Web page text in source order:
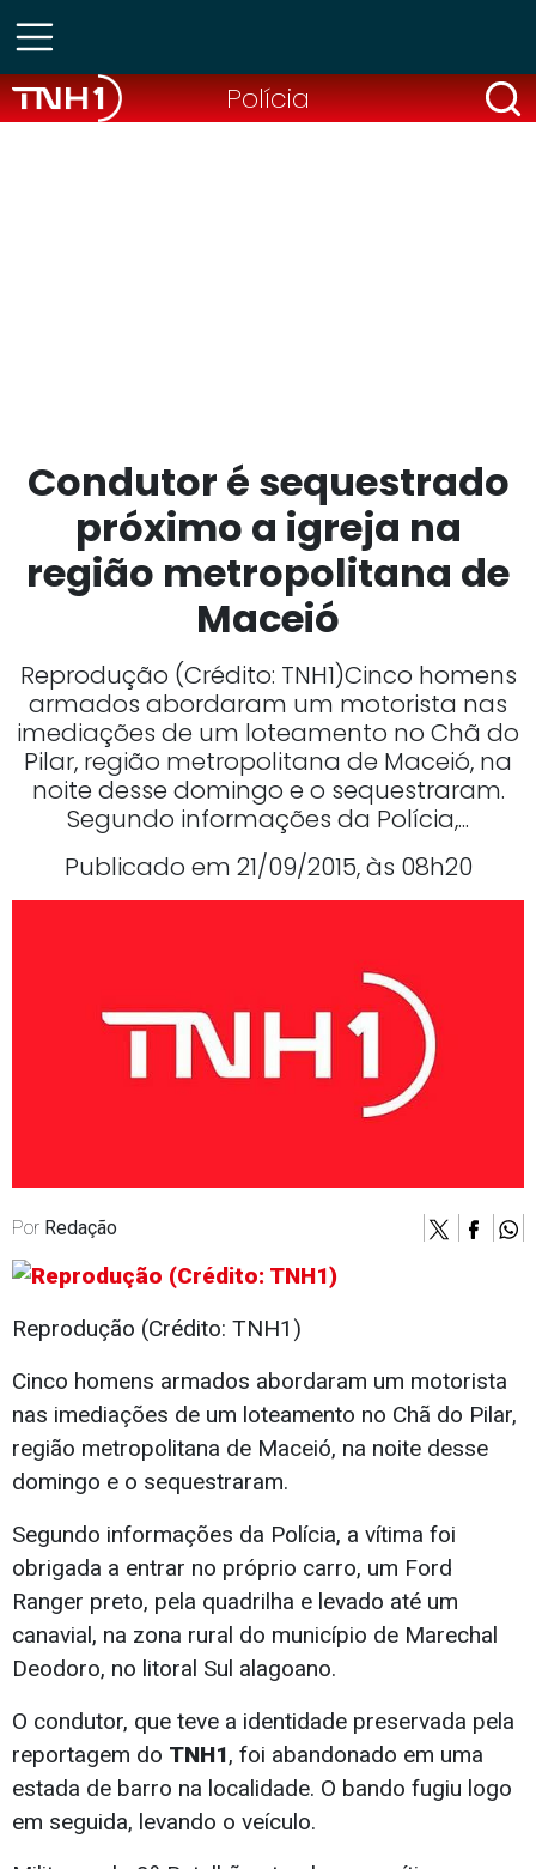
Polícia
Condutor é sequestrado
próximo a igreja na
região metropolitana de
Maceió
Reprodução (Crédito: TNH1)Cinco homens
armados abordaram um motorista nas
imediações de um loteamento no Chã do
Pilar, região metropolitana de Maceió, na
noite desse domingo e o sequestraram.
Segundo informações da Polícia,...
Publicado em 21/09/2015, às 08h20
Por Redação
Reprodução (Crédito: TNH1)
Cinco homens armados abordaram um motorista
nas imediações de um loteamento no Chã do Pilar,
região metropolitana de Maceió, na noite desse
domingo e o sequestraram.
Segundo informações da Polícia, a vítima foi
obrigada a entrar no próprio carro, um Ford
Ranger preto, pela quadrilha e levado até um
canavial, na zona rural do município de Marechal
Deodoro, no litoral Sul alagoano.
O condutor, que teve a identidade preservada pela
reportagem do TNH1, foi abandonado em uma
estada de barro na localidade. O bando fugiu logo
em seguida, levando o veículo.